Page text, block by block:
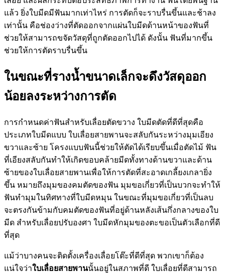
แล้ว ยิ่งใบมีดมีฟันมากเท่าไหร่ การตัดก็จะราบรื่นขึ้นและช้าลง
เท่านั้น คือช่องว่างที่ตัดออกจากแผ่นใบมีดด้านหน้าของฟันที่
ช่วยให้สามารถขจัดวัสดุที่ถูกตัดออกไปได้ ดังนั้น ฟันที่มากขึ้น
ช่วยให้การตัดราบรื่นขึ้น
ในขณะที่รางน้ำขนาดเล็กจะดึงวัสดุออก
น้อยลงระหว่างการตัด
การกำหนดค่าฟันสำหรับเลื่อยตัดขวาง ใบมีดตัดที่ดีที่สุดคือ
ประเภทใบมีดแบบ ใบเลื่อยสายพานจะสลับกันระหว่างมุมเอียง
ขวาและซ้าย โครงแบบฟันนี้ช่วยให้ตัดได้เรียบขึ้นเมื่อตัดไม้ ฟัน
ที่เอียงสลับกันทำให้เกิดขอบคล้ายมีดทั้งทางด้านขวาและด้าน
ซ้ายของใบเลื่อยสายพานเพื่อให้การตัดที่สะอาดเกลี้ยงเกลายิ่ง
ขึ้น หมายถึงมุมของคมตัดของฟัน มุมขอเกี่ยวที่เป็นบวกจะทำให้
ฟันทำมุมในทิศทางที่ใบมีดหมุน ในขณะที่มุมขอเกี่ยวที่เป็นลบ
จะตรงกันข้ามกับคมตัดของฟันที่อยู่ด้านหลังเส้นกึ่งกลางของใบ
มีด สำหรับเลื่อยปรับองศา ใบมีดหักมุมของตะขอเป็นตัวเลือกที่ดี
ที่สุด
แม้ว่าบางคนจะติดตั้งเครื่องเลื่อยโต๊ะที่ดีที่สุด พวกเขาก็ต้อง
แน่ใจว่าใบเลื่อยสายพานนั้นอยู่ในสภาพที่ดี ใบเลื่อยที่ดีสามารถ